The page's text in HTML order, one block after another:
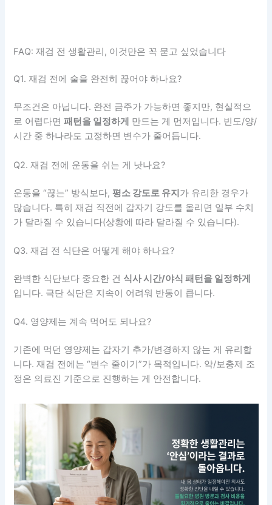
FAQ: 재검 전 생활관리, 이것만은 꼭 묻고 싶었습니다
Q1. 재검 전에 술을 완전히 끊어야 하나요?
무조건은 아닙니다. 완전 금주가 가능하면 좋지만, 현실적으
로 어렵다면패턴을 일정하게
만드는 게 먼저입니다. 빈도/양/
시간 중 하나라도 고정하면 변수가 줄어듭니다.
Q2. 재검 전에 운동을 쉬는 게 낫나요?
운동을 “끊는” 방식보다,평소 강도로 유지 가 유리한 경우가
많습니다. 특히 재검 직전에 갑자기 강도를 올리면 일부 수치
가 달라질 수 있습니다(상황에 따라 달라질 수 있습니다).
Q3. 재검 전 식단은 어떻게 해야 하나요?
완벽한 식단보다 중요한 건 식사 시간/야식 패턴을 일정하게
입니다. 극단 식단은 지속이 어려워 반동이 큽니다.
Q4. 영양제는 계속 먹어도 되나요?
기존에 먹던 영양제는 갑자기 추가/변경하지 않는 게 유리합
니다. 재검 전에는 “변수 줄이기”가 목적입니다. 약/보충제 조
정은 의료진 기준으로 진행하는 게 안전합니다.